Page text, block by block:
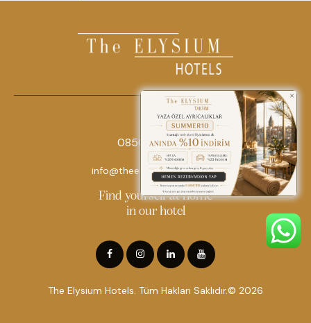
0850 242 18 18
info@theelysiumhotels.com
Find yourself at home
in our hotel
The Elysium Hotels. Tüm Hakları Saklıdır.© 2026